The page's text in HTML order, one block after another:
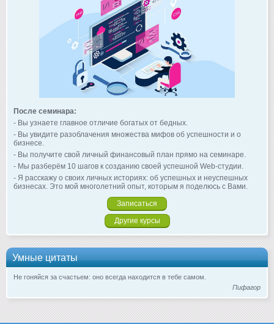
После семинара:
- Вы узнаете главное отличие богатых от бедных.
- Вы увидите разоблачения множества мифов об успешности и о
бизнесе.
- Вы получите свой личный финансовый план прямо на семинаре.
- Мы разберём 10 шагов к созданию своей успешной Web-студии.
- Я расскажу о своих личных историях: об успешных и неуспешных
бизнесах. Это мой многолетний опыт, которым я поделюсь с Вами.
Записаться
Другие курсы
Умные цитаты
Не гоняйся за счастьем: оно всегда находится в тебе самом.
Пифагор